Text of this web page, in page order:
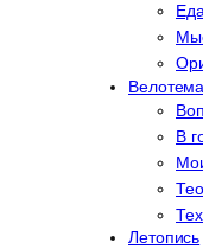
Велотема
В
Летопись